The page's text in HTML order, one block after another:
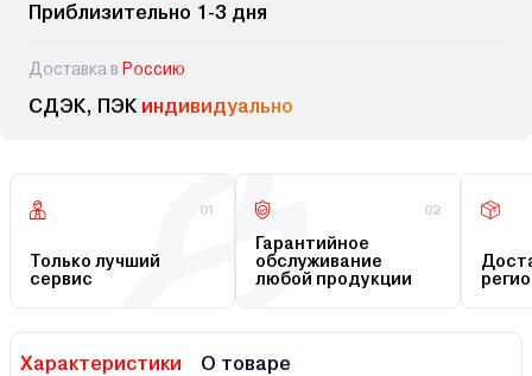
Приблизительно 1-3 дня
Доставка в Россию
СДЭК, ПЭК индивидуально
01
Только лучший
сервис
02
Гарантийное
обслуживание
любой продукции
Характеристики О товаре